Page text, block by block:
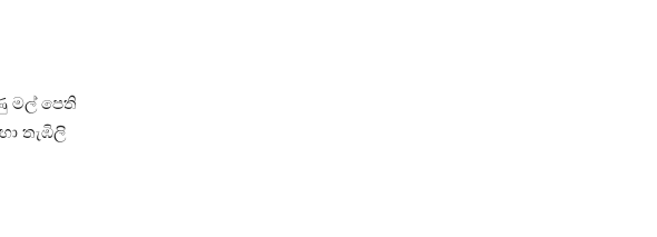
මල් පෙති
තැඹිලි